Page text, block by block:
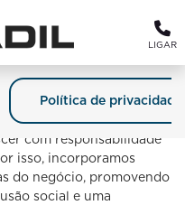
LIGAR
Política de privacidade
com responsabilidade
isso, incorporamos
do negócio, promovendo
social e uma